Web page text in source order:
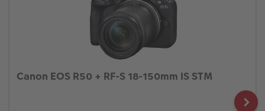
Canon EOS R50 + RF-S 18-150mm IS STM